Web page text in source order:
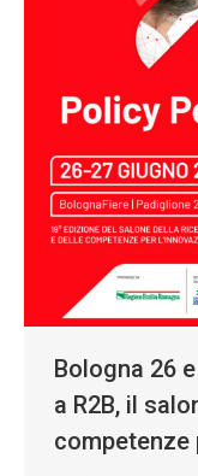
Bologna 26
a R2B, il
competenze